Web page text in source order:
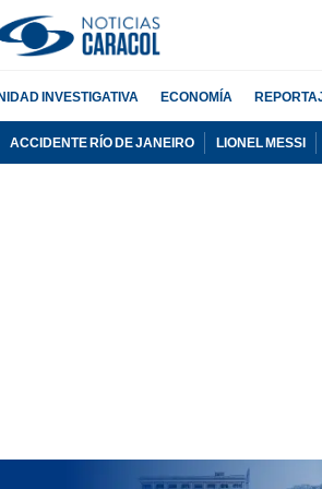
INVESTIGATIVA ECONOMÍA
ACCIDENTE RÍO DE JANEIRO LIONEL MESSI